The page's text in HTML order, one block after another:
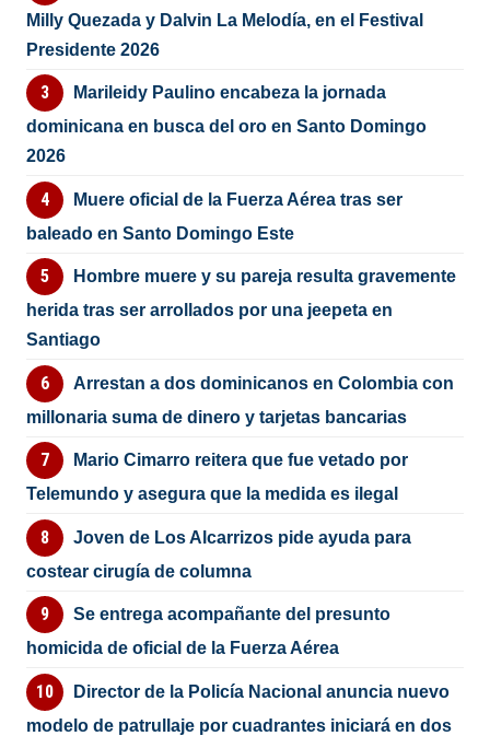
Milly Quezada y Dalvin La Melodía, en el Festival
Presidente 2026
Marileidy Paulino encabeza la jornada
dominicana en busca del oro en Santo Domingo
2026
Muere oficial de la Fuerza Aérea tras ser
baleado en Santo Domingo Este
Hombre muere y su pareja resulta gravemente
herida tras ser arrollados por una jeepeta en
Santiago
Arrestan a dos dominicanos en Colombia con
millonaria suma de dinero y tarjetas bancarias
Mario Cimarro reitera que fue vetado por
Telemundo y asegura que la medida es ilegal
Joven de Los Alcarrizos pide ayuda para
costear cirugía de columna
Se entrega acompañante del presunto
homicida de oficial de la Fuerza Aérea
Director de la Policía Nacional anuncia nuevo
modelo de patrullaje por cuadrantes iniciará en dos